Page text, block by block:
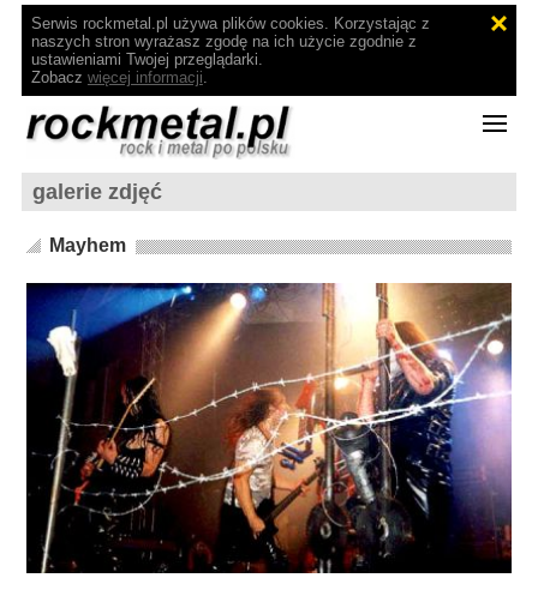
Serwis rockmetal.pl używa plików cookies. Korzystając z
naszych stron wyrażasz zgodę na ich użycie zgodnie z
ustawieniami Twojej przeglądarki.
Zobacz więcej informacji.
galerie zdjęć
Mayhem